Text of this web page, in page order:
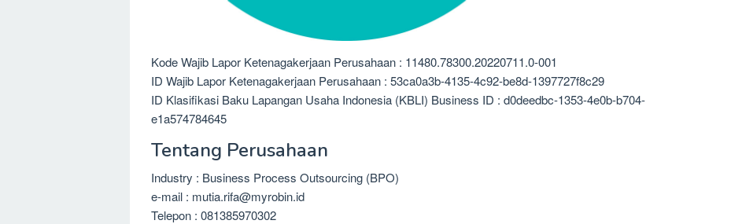
Kode Wajib Lapor Ketenagakerjaan Perusahaan : 11480.78300.20220711.0-001
ID Wajib Lapor Ketenagakerjaan Perusahaan : 53ca0a3b-4135-4c92-be8d-1397727f8c29
ID Klasifikasi Baku Lapangan Usaha Indonesia (KBLI) Business ID : d0deedbc-1353-4e0b-b704-
e1a574784645
Tentang Perusahaan
Industry : Business Process Outsourcing (BPO)
e-mail : mutia.rifa@myrobin.id
Telepon : 081385970302